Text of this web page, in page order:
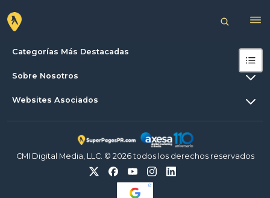
Categorías Más Destacadas
Sobre Nosotros
Websites Asociados
CMI Digital Media, LLC. © 2026 todos los derechos reservados